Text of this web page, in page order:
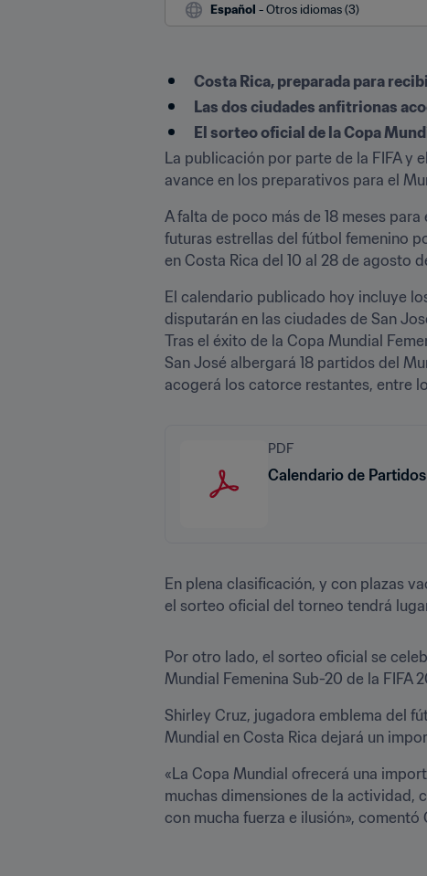
Español - Otros idiomas (3)
Costa Rica, preparada para
Las dos ciudades anfitrionas
El sorteo oficial de la Copa
La publicación por parte de la FIFA y
avance en los preparativos para el
A falta de poco más de 18 meses
futuras estrellas del fútbol femenino
en Costa Rica del 10 al 28 de agosto
El calendario publicado hoy incluye
disputarán en las ciudades de San
Tras el éxito de la Copa Mundial
San José albergará 18 partidos del
acogerá los catorce restantes, entre
PDF
Calendario de
En plena clasificación, y con plazas
el sorteo oficial del torneo tendrá
Por otro lado, el sorteo oficial se
Mundial Femenina Sub-20 de la FIFA
Shirley Cruz, jugadora emblema del
Mundial en Costa Rica dejará un
«La Copa Mundial ofrecerá una
muchas dimensiones de la actividad,
con mucha fuerza e ilusión», comentó